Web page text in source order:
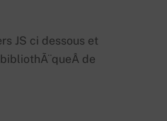
JS ci dessous et
de